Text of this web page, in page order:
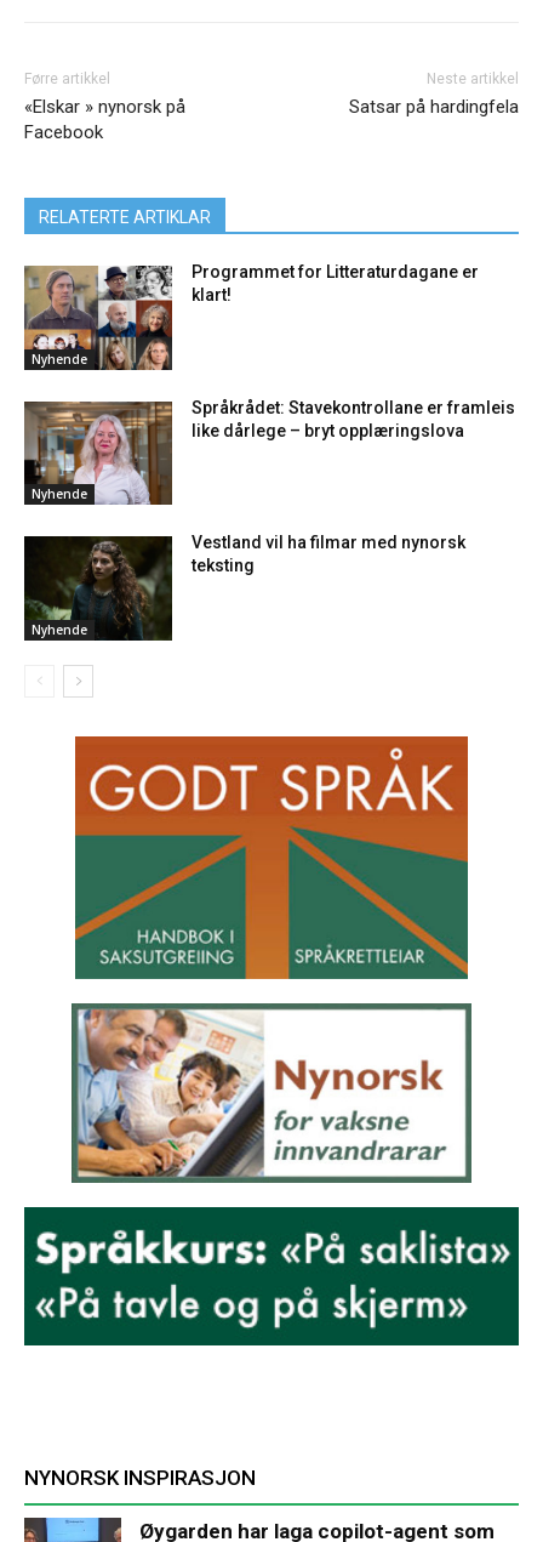
Førre artikkel
«Elskar » nynorsk på
Facebook
Neste artikkel
Satsar på hardingfela
RELATERTE ARTIKLAR
Nyhende
Programmet for Litteraturdagane er
klart!
Nyhende
Språkrådet: Stavekontrollane er framleis
like dårlege – bryt opplæringslova
Nyhende
Vestland vil ha filmar med nynorsk
teksting
NYNORSK INSPIRASJON
Øygarden har laga copilot-agent som